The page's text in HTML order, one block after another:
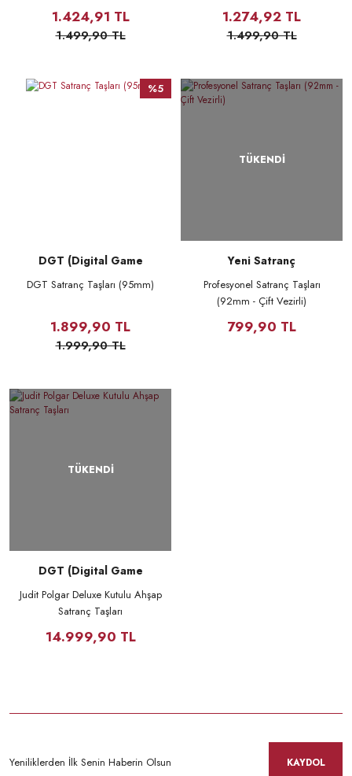
1.424,91 TL
1.499,90 TL
1.274,92 TL
1.499,90 TL
%5
DGT (Digital Game
Technology)
DGT Satranç Taşları (95mm)
1.899,90 TL
1.999,90 TL
TÜKENDİ
Yeni Satranç
Profesyonel Satranç Taşları
(92mm - Çift Vezirli)
799,90 TL
TÜKENDİ
DGT (Digital Game
Technology)
Judit Polgar Deluxe Kutulu Ahşap
Satranç Taşları
14.999,90 TL
KAYDOL